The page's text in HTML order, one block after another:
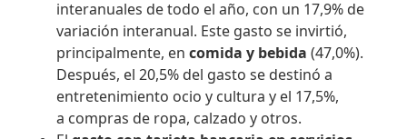
interanuales de todo el año, con un 17,9% de
variación interanual. Este gasto se invirtió,
principalmente, encomida y bebida (47,0%).
Después, el 20,5% del gasto se destinó a
entretenimiento ocio y cultura y el 17,5%,
a compras de ropa, calzado y otros.